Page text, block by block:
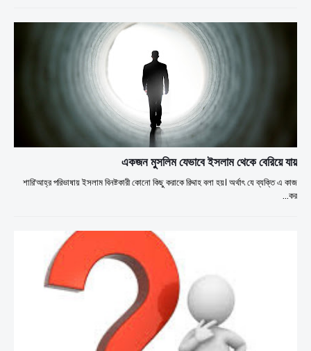
একজন মুসলিম যেভাবে ইসলাম থেকে বেরিয়ে যায়
শারি‘আহ্‌র পরিভাষায় ইসলাম বিনষ্টকারী কোনো কিছু করাকে রিদ্দাহ বলা হয়। অর্থাৎ যে ব্যক্তি এ কাজ
কর…